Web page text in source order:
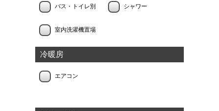
バス・トイレ別 シャワー
室内洗濯機置場
冷暖房
エアコン